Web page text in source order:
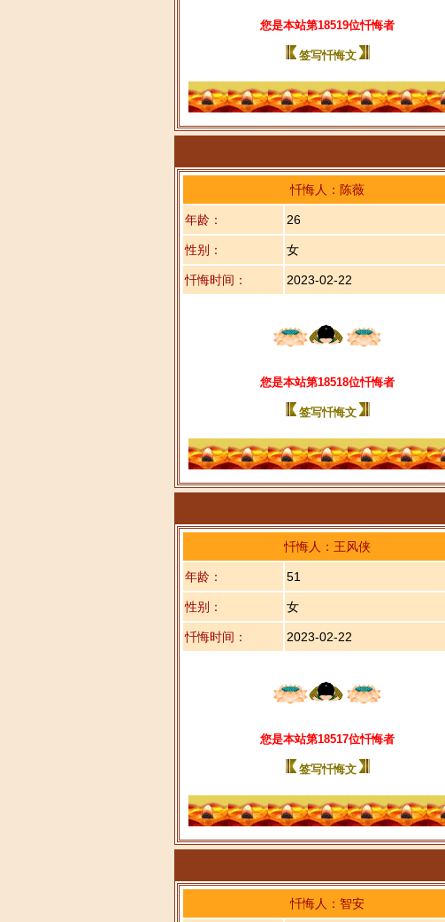
您是本站第18519位忏悔者
签写忏悔文
忏悔人：陈薇
年龄： 26
性别： 女
忏悔时间： 2023-02-22
您是本站第18518位忏悔者
签写忏悔文
忏悔人：王风侠
年龄： 51
性别： 女
忏悔时间： 2023-02-22
您是本站第18517位忏悔者
签写忏悔文
忏悔人：智安